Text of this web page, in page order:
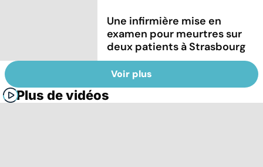
Une infirmière mise en
examen pour meurtres sur
deux patients à Strasbourg
Voir plus
Plus de vidéos